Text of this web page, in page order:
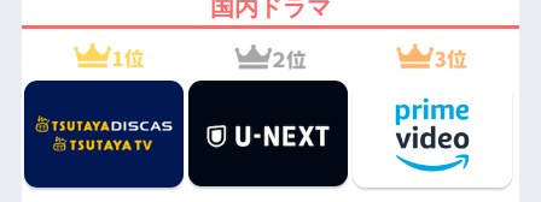
国内ドラマ